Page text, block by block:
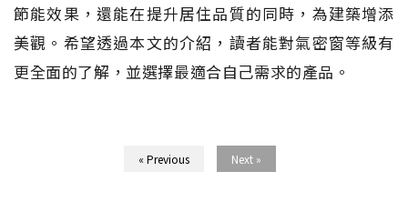
節能效果，還能在提升居住品質的同時，為建築增添
美觀。希望透過本文的介紹，讀者能對氣密窗等級有
更全面的了解，並選擇最適合自己需求的產品。
« Previous Next »